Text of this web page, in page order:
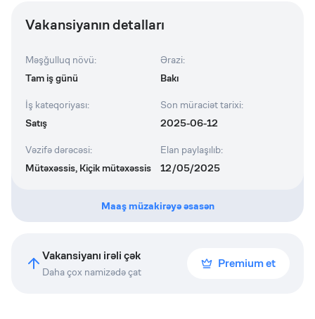
Vakansiyanın detalları
Məşğulluq növü:
Tam iş günü
Ərazi:
Bakı
İş kateqoriyası:
Satış
Son müraciət tarixi:
2025-06-12
Vəzifə dərəcəsi:
Mütəxəssis, Kiçik mütəxəssis
Elan paylaşılıb:
12/05/2025
Maaş müzakirəyə əsasən
Vakansiyanı irəli çək
Daha çox namizədə çat
Premium et